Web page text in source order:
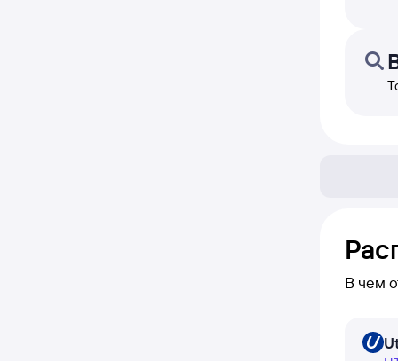
В чем